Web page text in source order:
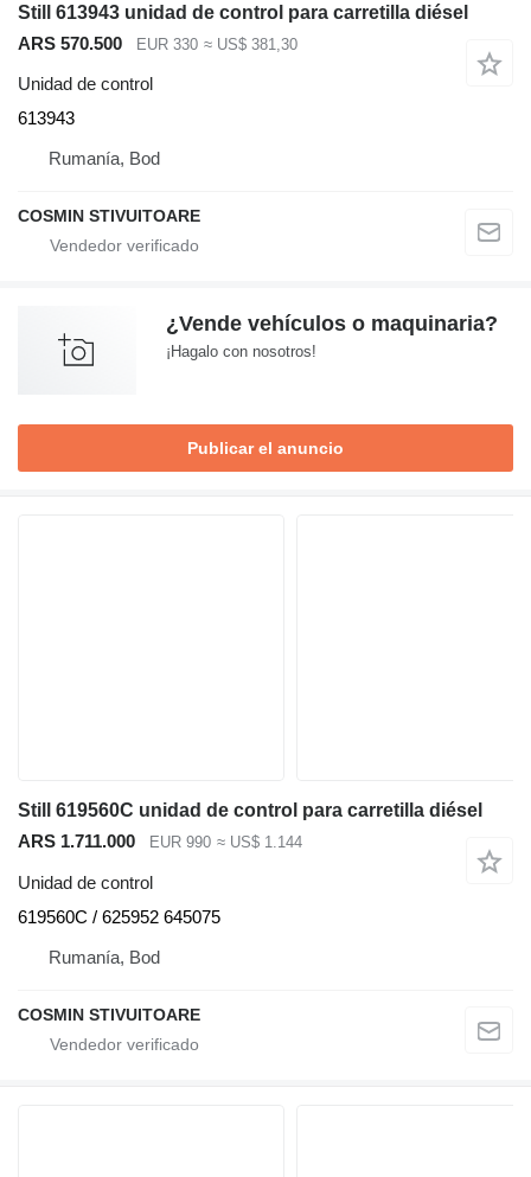
Still 613943 unidad de control para carretilla diésel
ARS 570.500
EUR 330 ≈ US$ 381,30
Unidad de control
613943
Rumanía, Bod
COSMIN STIVUITOARE
¿Vende vehículos o maquinaria?
¡Hagalo con nosotros!
Publicar el anuncio
Still 619560C unidad de control para carretilla diésel
ARS 1.711.000
EUR 990 ≈ US$ 1.144
Unidad de control
619560C / 625952 645075
Rumanía, Bod
COSMIN STIVUITOARE